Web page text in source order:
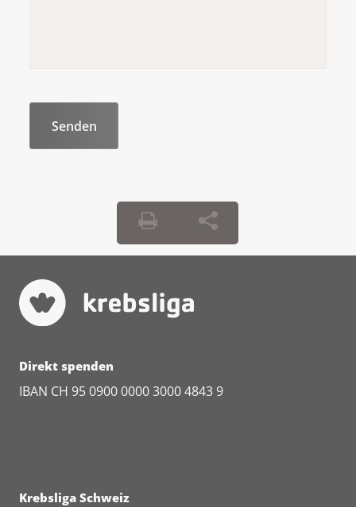
und Nachsorge des Oro- und
Hypopharynxkarzinoms. In Leitlinie
Praevention-Nachsorge-Oro-und-
Hypopharynxkarzinom_2024-03.pdf
S3-Leitlinie Diagnostik und Therapie des
Leitlinienprogramm Onkologie.
https://www.leitlinienprogramm-
Schiff, B. A. (2024, 09. September
2024), Übersicht zu Kopf- und
Direkt spenden
IBAN CH 95 0900 0000 3000 4843 9
Krebsliga Schweiz